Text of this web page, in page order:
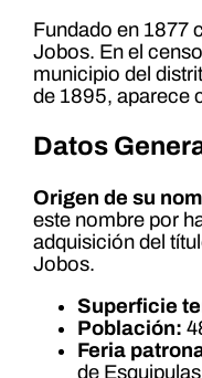
Fundado en 1877
Jobos. En el
municipio del
de 1895, aparece
Datos
Origen de su
este nombre por
adquisición del
Jobos.
Superficie
Población:
Feria
de